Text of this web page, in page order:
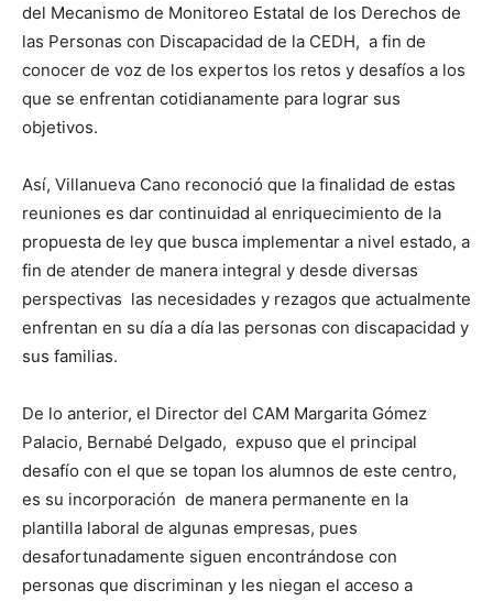
del Mecanismo de Monitoreo Estatal de los Derechos de
las Personas con Discapacidad de la CEDH, a fin de
conocer de voz de los expertos los retos y desafíos a los
que se enfrentan cotidianamente para lograr sus
objetivos.
Así, Villanueva Cano reconoció que la finalidad de estas
reuniones es dar continuidad al enriquecimiento de la
propuesta de ley que busca implementar a nivel estado, a
fin de atender de manera integral y desde diversas
perspectivas las necesidades y rezagos que actualmente
enfrentan en su día a día las personas con discapacidad y
sus familias.
De lo anterior, el Director del CAM Margarita Gómez
Palacio, Bernabé Delgado, expuso que el principal
desafío con el que se topan los alumnos de este centro,
es su incorporación de manera permanente en la
plantilla laboral de algunas empresas, pues
desafortunadamente siguen encontrándose con
personas que discriminan y les niegan el acceso a